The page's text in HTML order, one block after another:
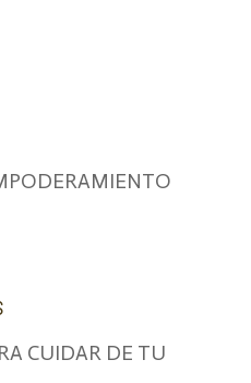
CUIDAR DE TU